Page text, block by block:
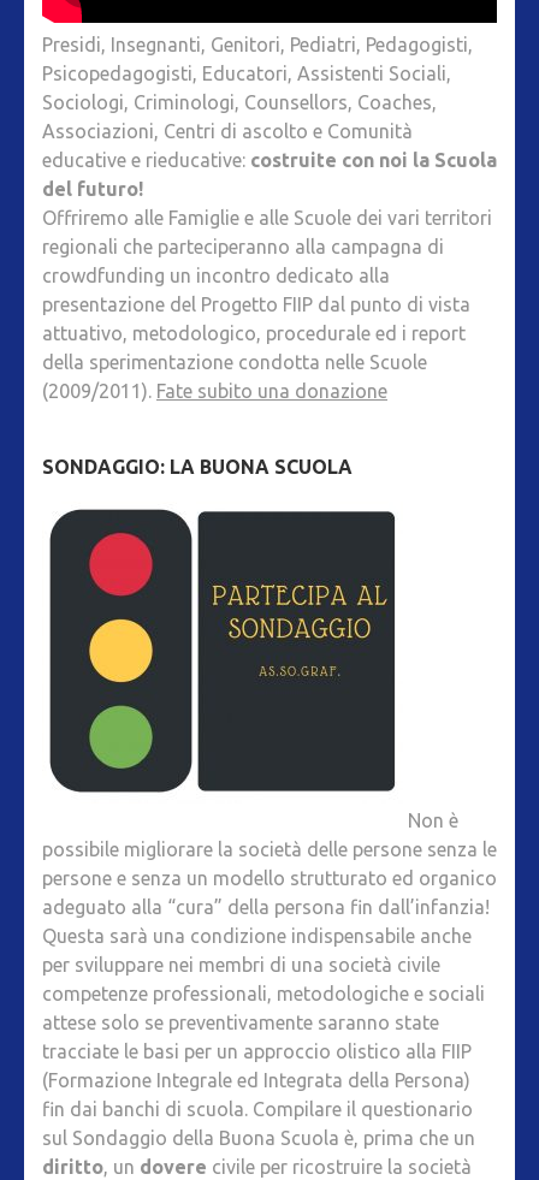
Presidi, Insegnanti, Genitori, Pediatri, Pedagogisti,
Psicopedagogisti, Educatori, Assistenti Sociali,
Sociologi, Criminologi, Counsellors, Coaches,
Associazioni, Centri di ascolto e Comunità
educative e rieducative: costruite con noi la Scuola
del futuro!
Offriremo alle Famiglie e alle Scuole dei vari territori
regionali che parteciperanno alla campagna di
crowdfunding un incontro dedicato alla
presentazione del Progetto FIIP dal punto di vista
attuativo, metodologico, procedurale ed i report
della sperimentazione condotta nelle Scuole
(2009/2011). Fate subito una donazione
SONDAGGIO: LA BUONA SCUOLA
Non è
possibile migliorare la società delle persone senza le
persone e senza un modello strutturato ed organico
adeguato alla “cura” della persona fin dall’infanzia!
Questa sarà una condizione indispensabile anche
per sviluppare nei membri di una società civile
competenze professionali, metodologiche e sociali
attese solo se preventivamente saranno state
tracciate le basi per un approccio olistico alla FIIP
(Formazione Integrale ed Integrata della Persona)
fin dai banchi di scuola. Compilare il questionario
sul Sondaggio della Buona Scuola è, prima che un
diritto , un dovere civile per ricostruire la società